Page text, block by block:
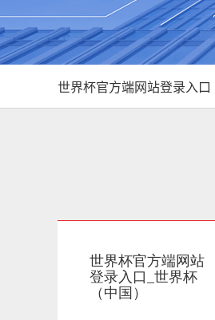
世界杯官方端网站登录入口
世界杯官方端网站
登录入口_世界杯
（中国）